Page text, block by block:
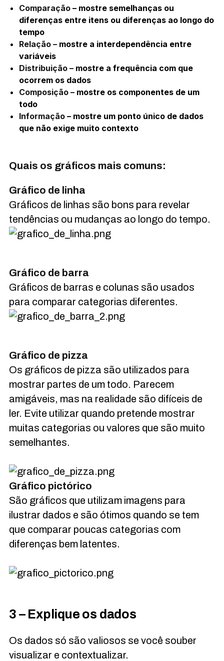
Comparação – mostre semelhanças ou
diferenças entre itens ou diferenças ao longo do
tempo
Relação – mostre a interdependência entre
variáveis
Distribuição – mostre a frequência com que
ocorrem os dados
Composição – mostre os componentes de um
todo
Informação – mostre um ponto único de dados
que não exige muito contexto
Quais os gráficos mais comuns:
Gráfico de linha
Gráficos de linhas são bons para revelar
tendências ou mudanças ao longo do tempo.
Gráfico de barra
Gráficos de barras e colunas são usados
para comparar categorias diferentes.
Gráfico de pizza
Os gráficos de pizza são utilizados para
mostrar partes de um todo. Parecem
amigáveis, mas na realidade são difíceis de
ler. Evite utilizar quando pretende mostrar
muitas categorias ou valores que são muito
semelhantes.
Gráfico pictórico
São gráficos que utilizam imagens para
ilustrar dados e são ótimos quando se tem
que comparar poucas categorias com
diferenças bem latentes.
3 – Explique os dados
Os dados só são valiosos se você souber
visualizar e contextualizar.